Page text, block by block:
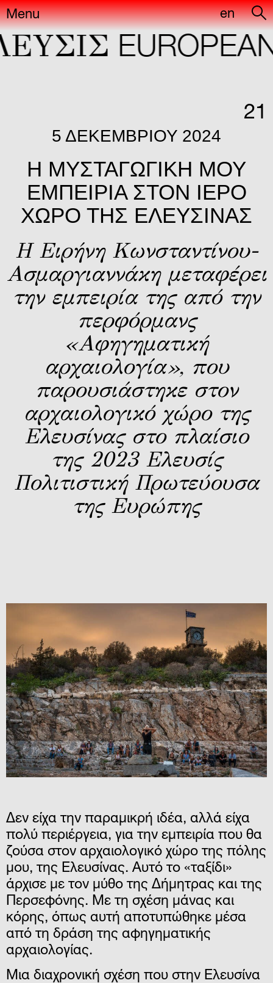
Menu en
EUROPEAN
21
5 ΔΕΚΕΜΒΡΊΟΥ 2024
Η ΜΥΣΤΑΓΩΓΙΚΗ ΜΟΥ
ΕΜΠΕΙΡΙΑ ΣΤΟΝ ΙΕΡΟ
ΧΩΡΟ ΤΗΣ ΕΛΕΥΣΙΝΑΣ
H Ειρήνη Κωνσταντίνου-
Ασμαργιαννάκη μεταφέρει
την εμπειρία της από την
περφόρμανς
«Αφηγηματική
αρχαιολογία», που
παρουσιάστηκε στον
αρχαιολογικό χώρο της
Ελευσίνας στο πλαίσιο
της 2023 Ελευσίς
Πολιτιστική Πρωτεύουσα
της Ευρώπης
Δεν είχα την παραμικρή ιδέα, αλλά είχα
πολύ περιέργεια, για την εμπειρία που θα
ζούσα στον αρχαιολογικό χώρο της πόλης
μου, της Ελευσίνας. Αυτό το «ταξίδι»
άρχισε με τον μύθο της Δήμητρας και της
Περσεφόνης. Με τη σχέση μάνας και
κόρης, όπως αυτή αποτυπώθηκε μέσα
από τη δράση της αφηγηματικής
αρχαιολογίας.
Μια διαχρονική σχέση που στην Ελευσίνα